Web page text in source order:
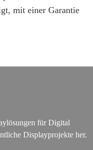
mit einer Garantie
für Digital
Displayprojekte her.